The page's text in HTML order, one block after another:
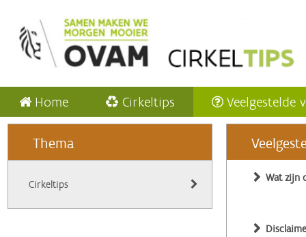
Home Cirkeltips Veelgestelde
Thema
Cirkeltips
Wat zijn